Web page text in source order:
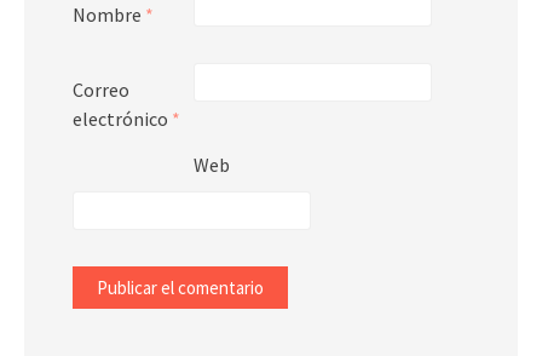
Nombre *
Correo
electrónico *
Web